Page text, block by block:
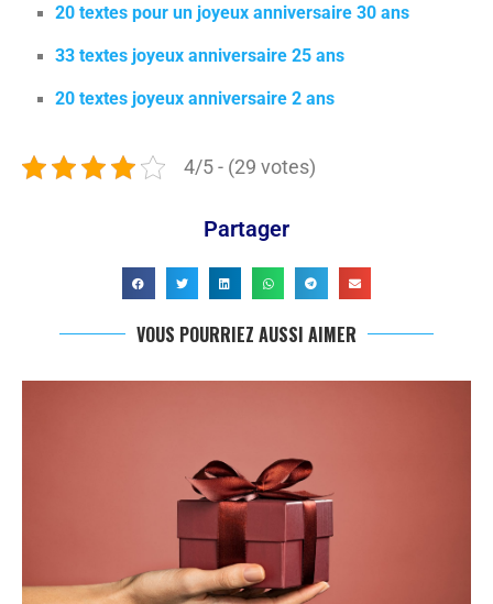
20 textes pour un joyeux anniversaire 30 ans
33 textes joyeux anniversaire 25 ans
20 textes joyeux anniversaire 2 ans
4/5 - (29 votes)
Partager
VOUS POURRIEZ AUSSI AIMER